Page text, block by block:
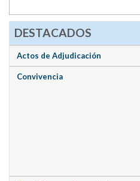
DESTACADOS
Actos de Adjudicación
Convivencia